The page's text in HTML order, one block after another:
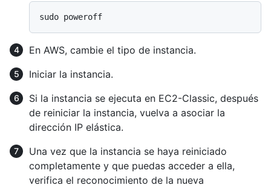
En AWS, cambie el tipo de instancia.
Iniciar la instancia.
Si la instancia se ejecuta en EC2-Classic, después
de reiniciar la instancia, vuelva a asociar la
dirección IP elástica.
Una vez que la instancia se haya reiniciado
completamente y que puedas acceder a ella,
verifica el reconocimiento de la nueva